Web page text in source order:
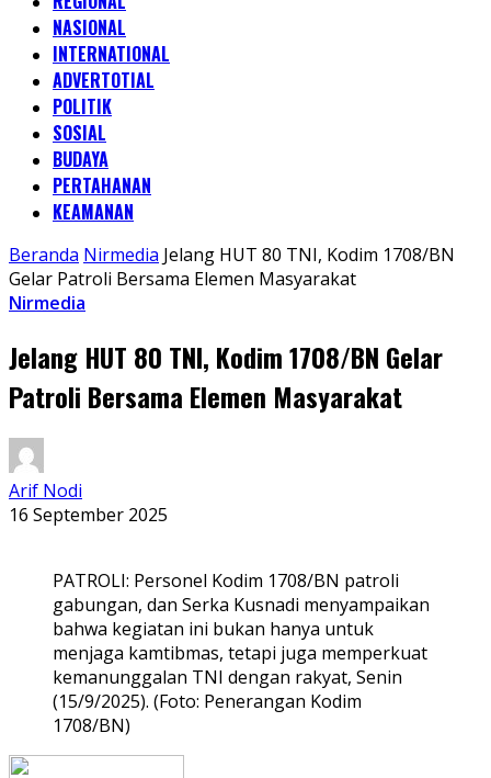
NASIONAL
INTERNATIONAL
ADVERTOTIAL
POLITIK
SOSIAL
BUDAYA
PERTAHANAN
KEAMANAN
Beranda Nirmedia Jelang HUT 80 TNI, Kodim 1708/BN
Gelar Patroli Bersama Elemen Masyarakat
Nirmedia
Jelang HUT 80 TNI, Kodim 1708/BN Gelar
Patroli Bersama Elemen Masyarakat
Arif Nodi
16 September 2025
PATROLI: Personel Kodim 1708/BN patroli
gabungan, dan Serka Kusnadi menyampaikan
bahwa kegiatan ini bukan hanya untuk
menjaga kamtibmas, tetapi juga memperkuat
kemanunggalan TNI dengan rakyat, Senin
(15/9/2025). (Foto: Penerangan Kodim
1708/BN)